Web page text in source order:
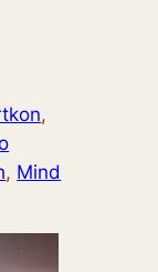
,
, Mind